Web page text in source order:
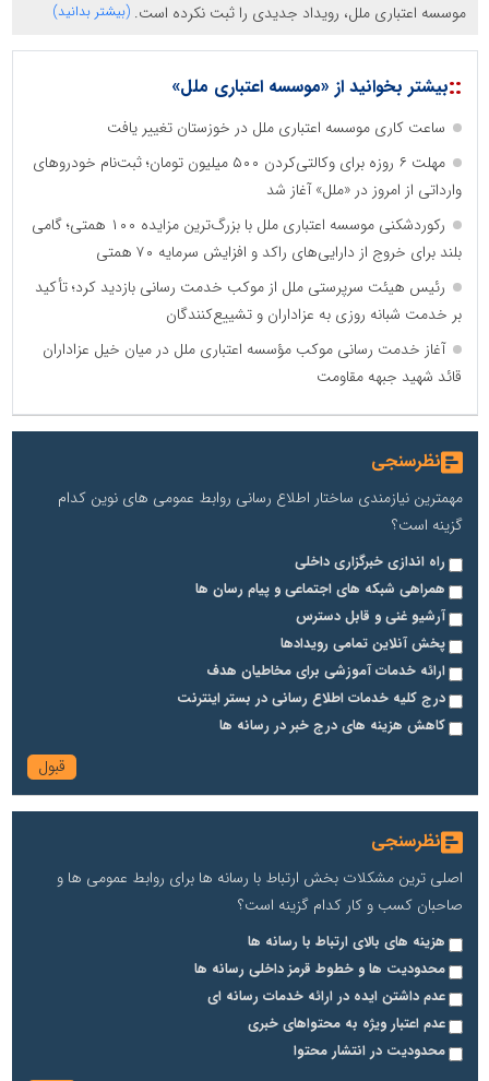
موسسه اعتباری ملل، رویداد جدیدی را ثبت نکرده است. (بیشتر بدانید)
::بیشتر بخوانید از «موسسه اعتباری ملل»
ساعت کاری موسسه اعتباری ملل در خوزستان تغییر یافت
مهلت ۶ روزه برای وکالتی‌کردن ۵۰۰ میلیون تومان؛ ثبت‌نام خودروهای
وارداتی از امروز در «ملل» آغاز شد
رکوردشکنی موسسه اعتباری ملل با بزرگ‌ترین مزایده ۱۰۰ همتی؛ گامی
بلند برای خروج از دارایی‌های راکد و افزایش سرمایه ۷۰ همتی
رئیس هیئت سرپرستی ملل از موکب خدمت رسانی بازدید کرد؛ تأکید
بر خدمت شبانه روزی به عزاداران و تشییع‌کنندگان
آغاز خدمت رسانی موکب مؤسسه اعتباری ملل در میان خیل عزاداران
قائد شهید جبهه مقاومت
نظرسنجی
مهمترین نیازمندی ساختار اطلاع رسانی روابط عمومی های نوین کدام
گزینه است؟
راه اندازی خبرگزاری داخلی
همراهی شبکه های اجتماعی و پیام رسان ها
آرشیو غنی و قابل دسترس
پخش آنلاین تمامی رویدادها
ارائه خدمات آموزشی برای مخاطیان هدف
درج کلیه خدمات اطلاع رسانی در بستر اینترنت
کاهش هزینه های درج خبر در رسانه ها
نظرسنجی
اصلی ترین مشکلات بخش ارتباط با رسانه ها برای روابط عمومی ها و
صاحبان کسب و کار کدام گزینه است؟
هزینه های بالای ارتباط با رسانه ها
محدودیت ها و خطوط قرمز داخلی رسانه ها
عدم داشتن ایده در ارائه خدمات رسانه ای
عدم اعتبار ویژه به محتواهای خبری
محدودیت در انتشار محتوا